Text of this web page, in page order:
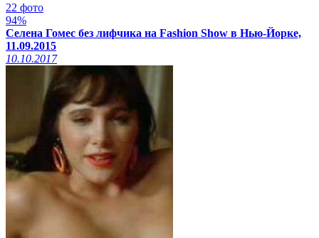
22 фото
94%
Селена Гомес без лифчика на Fashion Show в Нью-Йорке,
11.09.2015
10.10.2017